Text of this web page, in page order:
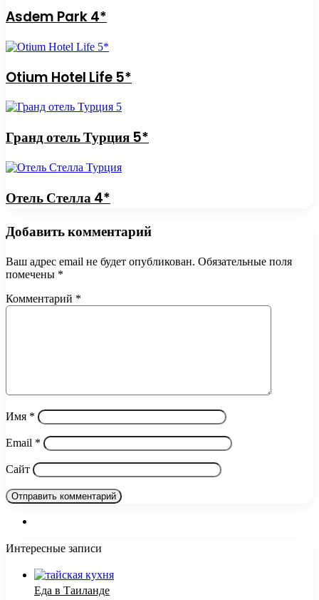
Asdem Park 4*
Otium Hotel Life 5*
Гранд отель Турция 5*
Отель Стелла 4*
Добавить комментарий
Ваш адрес email не будет опубликован. Обязательные поля
помечены *
Комментарий *
Имя *
Email *
Сайт
Интересные записи
Еда в Таиланде